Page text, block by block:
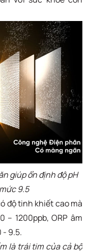
giúp ổn định độ pH
9.5
độ tinh khiết cao mà
1200ppb, ORP âm
- 9.5.
là trái tim của cả bộ